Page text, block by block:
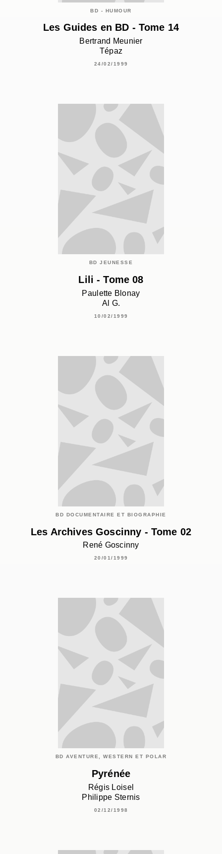
BD - HUMOUR
Les Guides en BD - Tome 14
Bertrand Meunier
Tépaz
24/02/1999
BD JEUNESSE
Lili - Tome 08
Paulette Blonay
Al G.
10/02/1999
BD DOCUMENTAIRE ET BIOGRAPHIE
Les Archives Goscinny - Tome 02
René Goscinny
20/01/1999
BD AVENTURE, WESTERN ET POLAR
Pyrénée
Régis Loisel
Philippe Sternis
02/12/1998